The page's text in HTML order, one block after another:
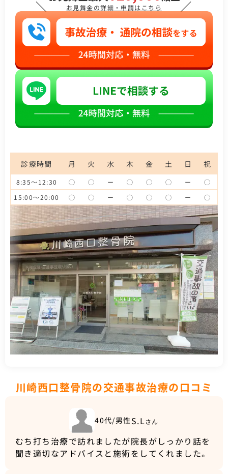
＼ お見舞金の詳細・申請はこちら ／
診療時間 月 火 水 木 金 土 日 祝
8:35～12:30 ◯ ◯ ー ◯ ◯ ◯ ー
◯
15:00～20:00
◯ ◯ ー ◯ ◯ ◯ ー ◯
川崎西口整骨院の交通事故治療の口コミ
40代/男性S.L さん
むち打ち治療で訪れましたが院長がしっかり話を
聞き適切なアドバイスと施術をしてくれました。